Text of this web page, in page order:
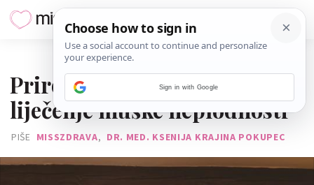
Prirodni pripravci za
liječenje muške neplodnosti
PIŠE MISSZDRAVA, DR. MED. KSENIJA KRAJINA POKUPEC
Sign in with Google